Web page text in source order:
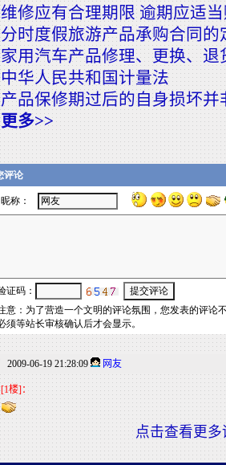
维修应有合理期限 逾期应适
分时度假旅游产品承购合同的
家用汽车产品修理、更换、退
中华人民共和国计量法
产品保修期过后的自身损坏并
更多>>
2009-06-19 21:28:09 网友
[1楼]：
点击查看更多